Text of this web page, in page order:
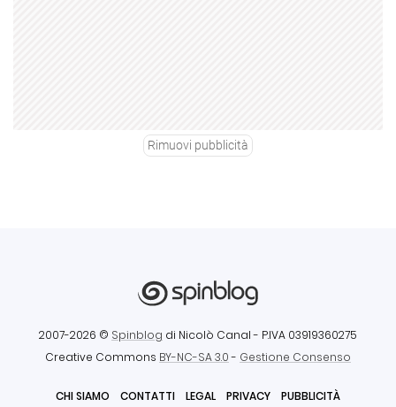
Rimuovi pubblicità
2007-2026 © Spinblog di Nicolò Canal - P.IVA 03919360275
Creative Commons BY-NC-SA 3.0- Gestione Consenso
CHI SIAMO CONTATTI LEGAL PRIVACY PUBBLICITÀ